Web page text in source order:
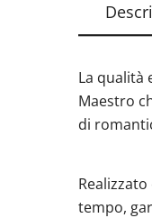
La qualità
Maestro
di
tempo,